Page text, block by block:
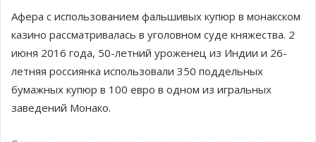
Афера с использованием фальшивых купюр в монакском
казино рассматривалась в уголовном суде княжества. 2
июня 2016 года, 50-летний уроженец из Индии и 26-
летняя россиянка использовали 350 поддельных
бумажных купюр в 100 евро в одном из игральных
заведений Монако.